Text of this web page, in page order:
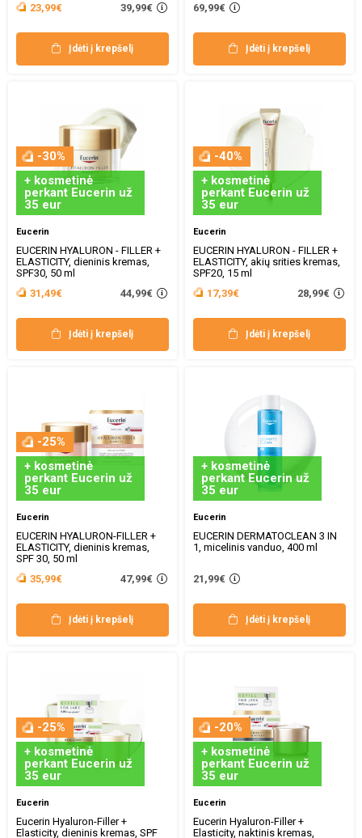
23,99€
39,99€
Įdėti į krepšelį
69,99€
Įdėti į krepšelį
-30%
+ kosmetinė
perkant Eucerin už
35 eur
Eucerin
EUCERIN HYALURON - FILLER +
ELASTICITY, dieninis kremas,
SPF30, 50 ml
31,49€
44,99€
Įdėti į krepšelį
-40%
+ kosmetinė
perkant Eucerin už
35 eur
Eucerin
EUCERIN HYALURON - FILLER +
ELASTICITY, akių srities kremas,
SPF20, 15 ml
17,39€
28,99€
Įdėti į krepšelį
-25%
+ kosmetinė
perkant Eucerin už
35 eur
Eucerin
EUCERIN HYALURON-FILLER +
ELASTICITY, dieninis kremas,
SPF 30, 50 ml
35,99€
47,99€
Įdėti į krepšelį
+ kosmetinė
perkant Eucerin už
35 eur
Eucerin
EUCERIN DERMATOCLEAN 3 IN
1, micelinis vanduo, 400 ml
21,99€
Įdėti į krepšelį
-25%
+ kosmetinė
perkant Eucerin už
35 eur
Eucerin
Eucerin Hyaluron-Filler +
Elasticity, dieninis kremas, SPF
-20%
+ kosmetinė
perkant Eucerin už
35 eur
Eucerin
Eucerin Hyaluron-Filler +
Elasticity, naktinis kremas,